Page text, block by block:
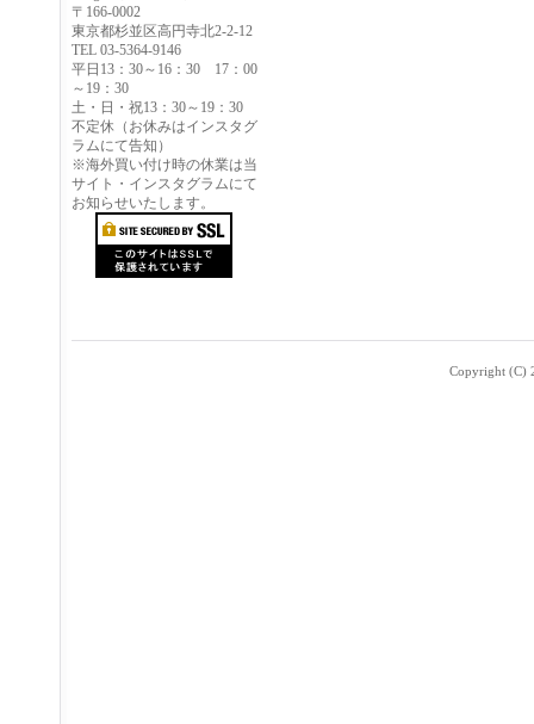
〒166-0002
東京都杉並区高円寺北2-2-12
TEL 03-5364-9146
平日13：30～16：30 17：00
～19：30
土・日・祝13：30～19：30
不定休（お休みはインスタグ
ラムにて告知）
※海外買い付け時の休業は当
サイト・インスタグラムにて
お知らせいたします。
Copyright (C)